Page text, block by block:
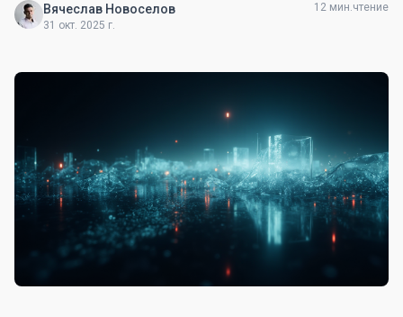
Вячеслав Новоселов
31 окт. 2025 г.
12 мин.чтение